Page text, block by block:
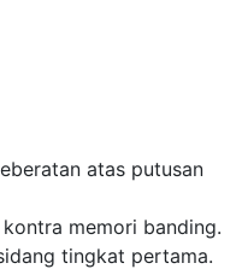
atas putusan
memori banding.
tingkat pertama.